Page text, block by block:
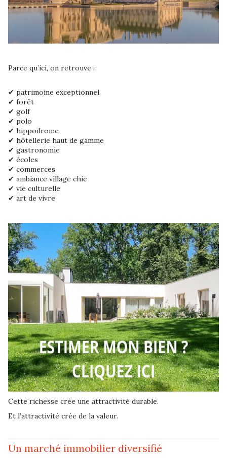
Parce qu’ici, on retrouve :
✔ patrimoine exceptionnel
✔ forêt
✔ golf
✔ polo
✔ hippodrome
✔ hôtellerie haut de gamme
✔ gastronomie
✔ écoles
✔ commerces
✔ ambiance village chic
✔ vie culturelle
✔ art de vivre
Cette richesse crée une attractivité durable.
Et l’attractivité crée de la valeur.
Un marché immobilier diversifié